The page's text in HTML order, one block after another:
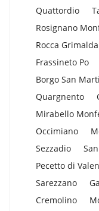
Quattordio
Rosignano
Rocca Grimalda
Frassineto Po
Borgo San
Quargnento
Mirabello
Occimiano
Sezzadio
Pecetto di
Sarezzano
Cremolino